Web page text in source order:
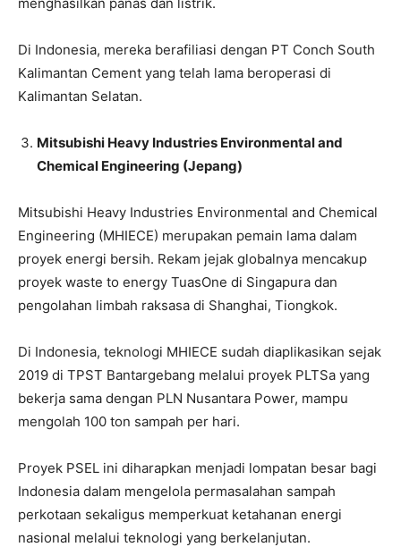
Di Indonesia, mereka berafiliasi dengan PT Conch South
Kalimantan Cement yang telah lama beroperasi di
Kalimantan Selatan.
Mitsubishi Heavy Industries Environmental and
Chemical Engineering (Jepang)
Mitsubishi Heavy Industries Environmental and Chemical
Engineering (MHIECE) merupakan pemain lama dalam
proyek energi bersih. Rekam jejak globalnya mencakup
proyek waste to energy TuasOne di Singapura dan
pengolahan limbah raksasa di Shanghai, Tiongkok.
Di Indonesia, teknologi MHIECE sudah diaplikasikan sejak
2019 di TPST Bantargebang melalui proyek PLTSa yang
bekerja sama dengan PLN Nusantara Power, mampu
mengolah 100 ton sampah per hari.
Proyek PSEL ini diharapkan menjadi lompatan besar bagi
Indonesia dalam mengelola permasalahan sampah
perkotaan sekaligus memperkuat ketahanan energi
nasional melalui teknologi yang berkelanjutan.